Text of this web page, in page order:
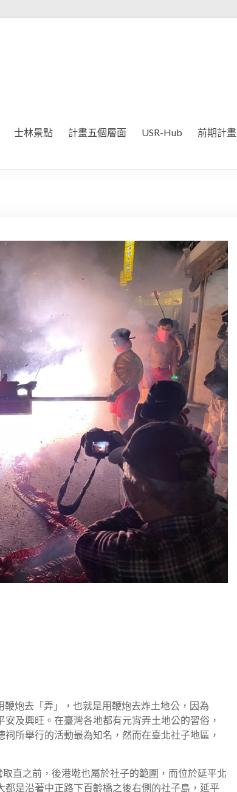
士林景點 計畫五個層面 USR-Hub 前期計畫
炮去「弄」，也就是用鞭炮去炸土地公，因為
及興旺。在臺灣各地都有元宵弄土地公的習俗，
所舉行的活動最為知名，然而在臺北社子地區，
直之前，後港墘也屬於社子的範圍，而位於延平北
是沿著中正路下百齡橋之後右側的社子島，延平